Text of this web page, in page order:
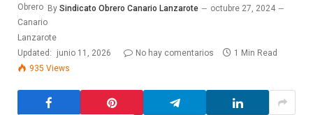
By Sindicato Obrero Canario Lanzarote octubre 27, 2024
Updated: junio 11, 2026 No hay comentarios
1 Min Read
935 Views